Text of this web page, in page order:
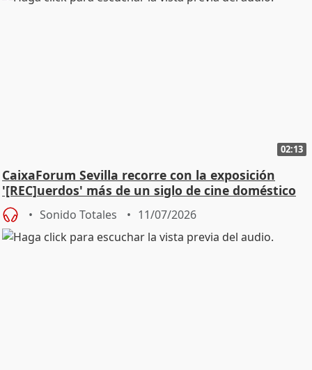
02:13
CaixaForum Sevilla recorre con la exposición
'[REC]uerdos' más de un siglo de cine doméstico
Sonido Totales 11/07/2026